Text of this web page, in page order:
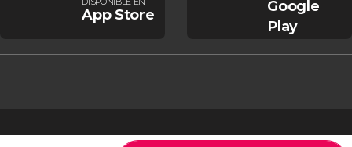
App Store
Google
Play